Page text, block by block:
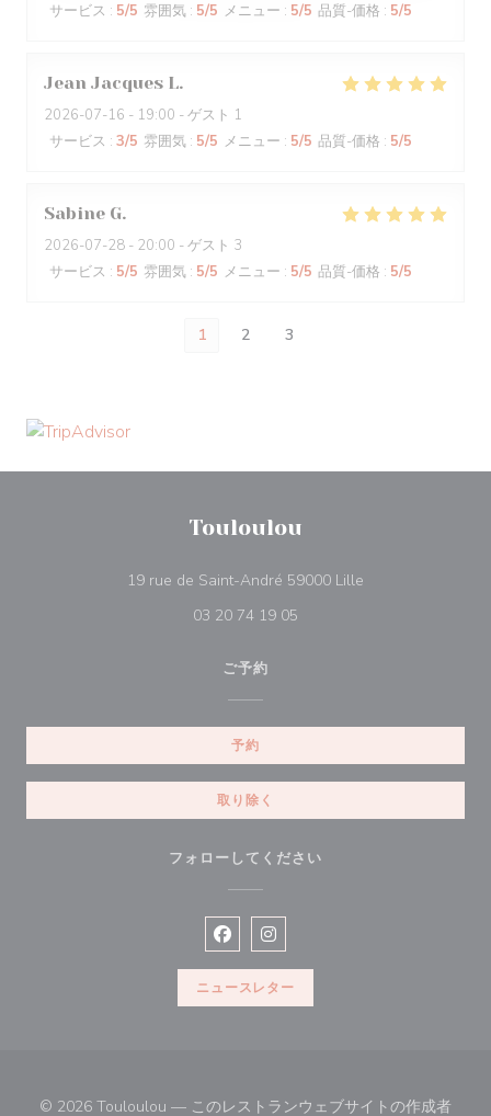
サービス : 5/5 雰囲気 : 5/5 メニュー : 5/5 品質-価格 : 5/5
Jean Jacques L
2026-07-16 - 19:00 - ゲスト 1
サービス : 3/5 雰囲気 : 5/5 メニュー : 5/5 品質-価格 : 5/5
Sabine G
2026-07-28 - 20:00 - ゲスト 3
サービス : 5/5 雰囲気 : 5/5 メニュー : 5/5 品質-価格 : 5/5
1 2 3
Touloulou
19 rue de Saint-André 59000 Lille
03 20 74 19 05
ご予約
予約
取り除く
フォローしてください
Facebook ((新しいウィンドウで
Instagram ((新しいウィンド
ニュースレター
© 2026 Touloulou — このレストランウェブサイトの作成者